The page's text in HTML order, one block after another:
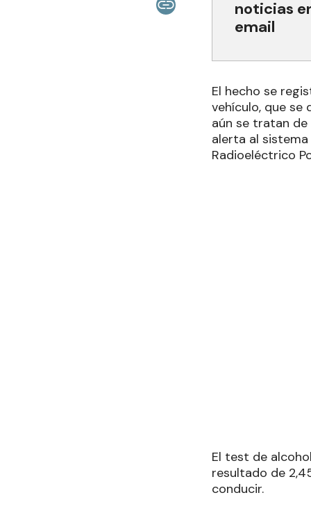
noticias
email
El hecho se
vehículo, que se
aún se tratan
alerta al sistema
Radioeléctrico
El test de
resultado de
conducir.